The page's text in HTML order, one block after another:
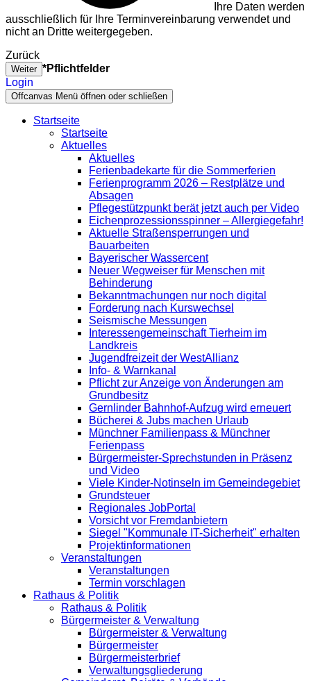
Ihre Daten werden
ausschließlich für Ihre Terminvereinbarung verwendet und
nicht an Dritte weitergegeben.
Zurück
Weiter *Pflichtfelder
Login
Offcanvas Menü öffnen oder schließen
Startseite
Startseite
Aktuelles
Aktuelles
Ferienbadekarte für die Sommerferien
Ferienprogramm 2026 – Restplätze und
Absagen
Pflegestützpunkt berät jetzt auch per Video
Eichenprozessionsspinner – Allergiegefahr!
Aktuelle Straßensperrungen und
Bauarbeiten
Bayerischer Wassercent
Neuer Wegweiser für Menschen mit
Behinderung
Bekanntmachungen nur noch digital
Forderung nach Kurswechsel
Seismische Messungen
Interessengemeinschaft Tierheim im
Landkreis
Jugendfreizeit der WestAllianz
Info- & Warnkanal
Pflicht zur Anzeige von Änderungen am
Grundbesitz
Gernlinder Bahnhof-Aufzug wird erneuert
Bücherei & Jubs machen Urlaub
Münchner Familienpass & Münchner
Ferienpass
Bürgermeister-Sprechstunden in Präsenz
und Video
Viele Kinder-Notinseln im Gemeindegebiet
Grundsteuer
Regionales JobPortal
Vorsicht vor Fremdanbietern
Siegel "Kommunale IT-Sicherheit" erhalten
Projektinformationen
Veranstaltungen
Veranstaltungen
Termin vorschlagen
Rathaus & Politik
Rathaus & Politik
Bürgermeister & Verwaltung
Bürgermeister & Verwaltung
Bürgermeister
Bürgermeisterbrief
Verwaltungsgliederung